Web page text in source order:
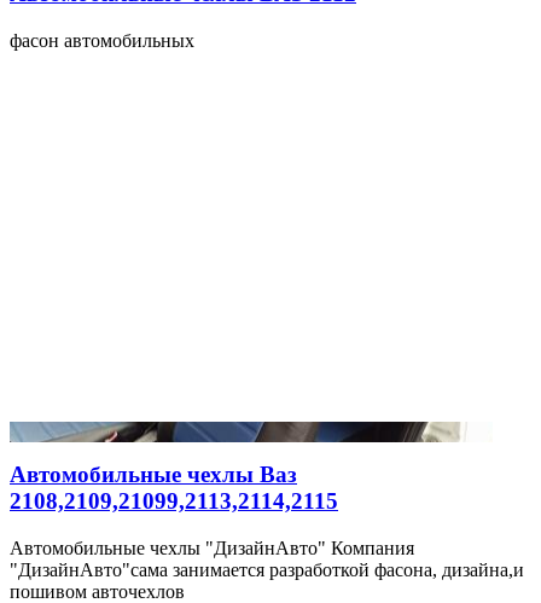
фасон автомобильных
Автомобильные чехлы Ваз
2108,2109,21099,2113,2114,2115
Автомобильные чехлы "ДизайнАвто" Компания
"ДизайнАвто"сама занимается разработкой фасона, дизайна,и
пошивом авточехлов